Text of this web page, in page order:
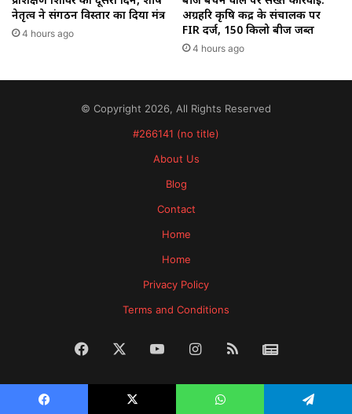
नेतृत्व ने संगठन विस्तार का दिया मंत्र
4 hours ago
अग्रहरि कृषि केंद्र के संचालक पर
FIR दर्ज, 150 किलो बीज जब्त
4 hours ago
© Copyright 2026, All Rights Reserved
#266141 (no title)
About Us
Blog
Contact
Home
Home
Privacy Policy
Terms and Conditions
Facebook YouTubeInstagram
RSS News